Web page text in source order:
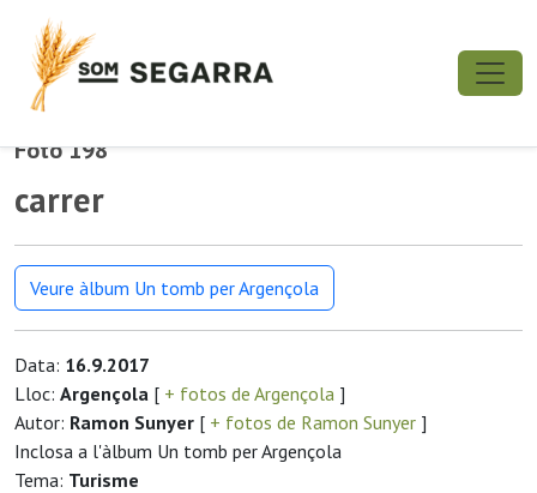
Foto 198
carrer
Veure àlbum Un tomb per Argençola
Data: 16.9.2017
Lloc: Argençola [ + fotos de Argençola ]
Autor: Ramon Sunyer [ + fotos de Ramon Sunyer ]
Inclosa a l'àlbum Un tomb per Argençola
Tema: Turisme